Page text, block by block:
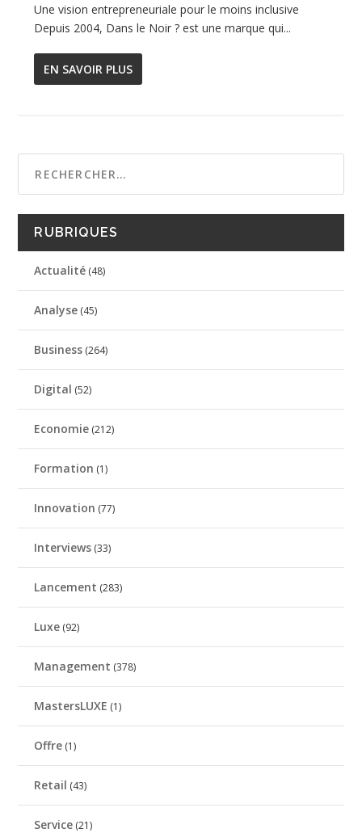
Une vision entrepreneuriale pour le moins inclusive
Depuis 2004, Dans le Noir ? est une marque qui...
EN SAVOIR PLUS
RUBRIQUES
Actualité (48)
Analyse (45)
Business (264)
Digital (52)
Economie (212)
Formation (1)
Innovation (77)
Interviews (33)
Lancement (283)
Luxe (92)
Management (378)
MastersLUXE (1)
Offre (1)
Retail (43)
Service (21)